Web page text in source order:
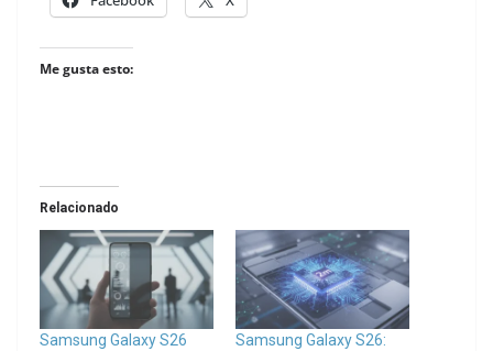
Me gusta esto:
Relacionado
Samsung Galaxy S26
Samsung Galaxy S26: